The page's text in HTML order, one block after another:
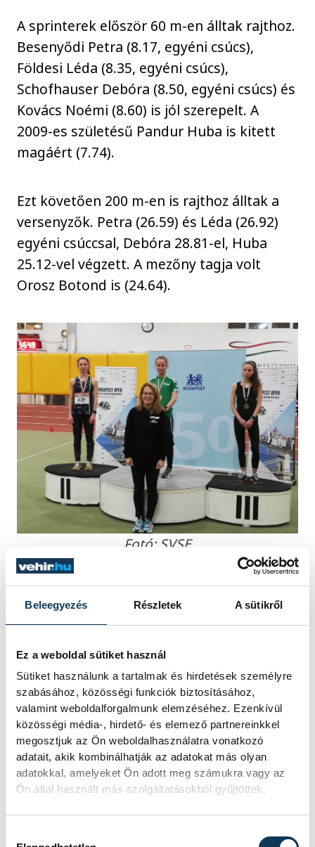
Beleegyezés Részletek A sütikről
Ez a weboldal sütiket használ
Sütiket használunk a tartalmak és hirdetések személyre
szabásához, közösségi funkciók biztosításához,
valamint weboldalforgalmunk elemzéséhez. Ezenkívül
közösségi média-, hirdető- és elemező partnereinkkel
megosztjuk az Ön weboldalhasználatra vonatkozó
adatait, akik kombinálhatják az adatokat más olyan
adatokkal, amelyeket Ön adott meg számukra vagy az
Ön által használt más szolgáltatásokból gyűjtöttek.
A sprinterek először 60 m-en álltak rajthoz.
Besenyődi Petra (8.17, egyéni csúcs),
Földesi Léda (8.35, egyéni csúcs),
Schofhauser Debóra (8.50, egyéni csúcs) és
Kovács Noémi (8.60) is jól szerepelt. A
2009-es születésű Pandur Huba is kitett
magáért (7.74).
Ezt követően 200 m-en is rajthoz álltak a
versenyzők. Petra (26.59) és Léda (26.92)
egyéni csúccsal, Debóra 28.81-el, Huba
25.12-vel végzett. A mezőny tagja volt
Orosz Botond is (24.64).
Fotó: SVSE
A távfutók közül 800 m síkfutásban Gergő
és János mellett Fándly Márk is
– egyéni csúcs. A nap zárásaként Furda
Botond 400 m-en volt érdekelt, egyéni
csúcsot futott (54.71).
sport atlétika
SVSE
Tóthné Stupián Anikó
Varga Gréta